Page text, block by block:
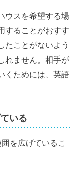
ウスを希望する場
することがおすす
たことがないよう
れません。相手が
くためには、英語
いる
を広げているこ